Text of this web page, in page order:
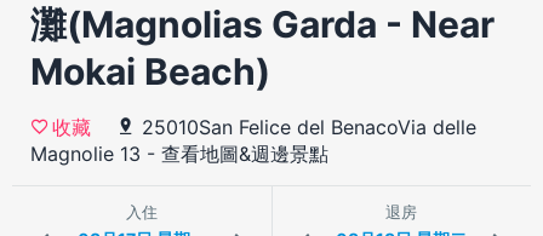
灘(Magnolias Garda - Near
Mokai Beach)
收藏
25010San Felice del BenacoVia delle
Magnolie 13 - 查看地圖&週邊景點
入住 退房